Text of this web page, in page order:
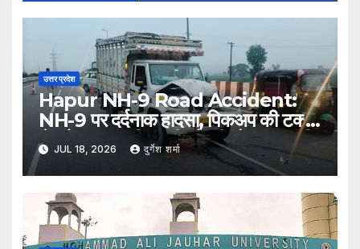
उत्तर प्रदेश
Hapur NH-9 Road Accident:
NH-9 पर दर्दनाक हादसा, पिकअप की टक्कर
से ट्रैक्टर-ट्रॉली पलटी; दो की मौत, एक गंभीर
घायल
JUL 18, 2026 दुर्गेश शर्मा